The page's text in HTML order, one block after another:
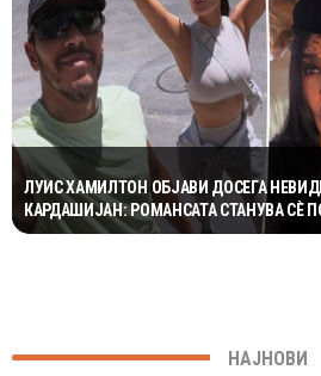
ЛУИС ХАМИЛТОН ОБЈАВИ ДОСЕГА
КАРДАШИЈАН: РОМАНСАТА СТАНУВА СÈ
НАЈНОВИ